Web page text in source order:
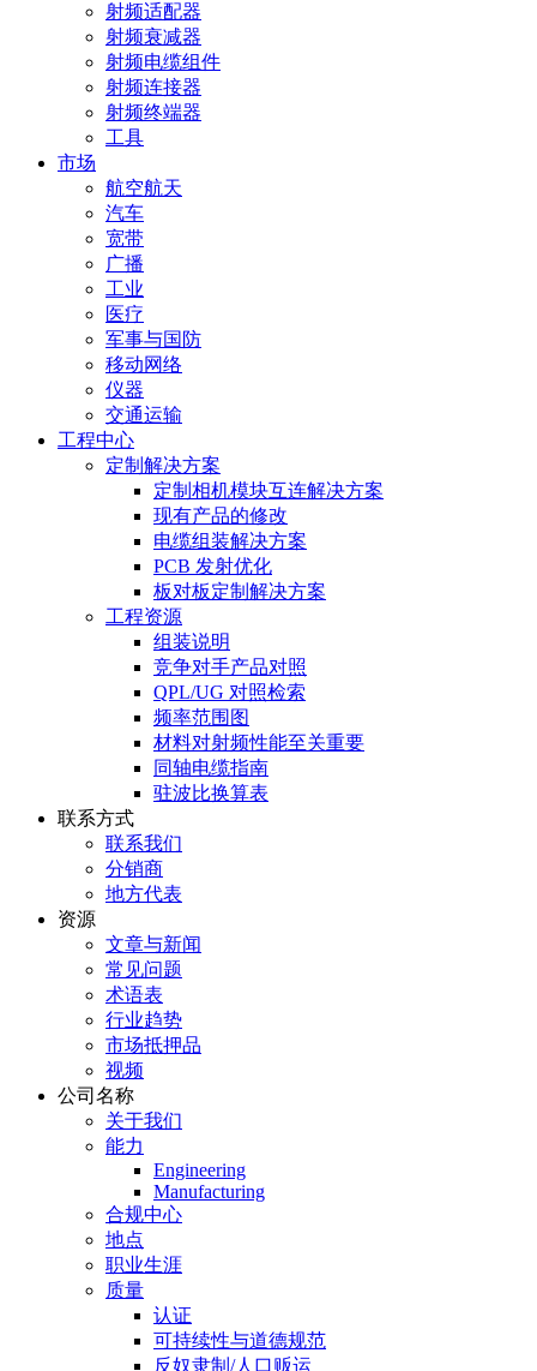
射频适配器
射频衰减器
射频电缆组件
射频连接器
射频终端器
工具
市场
航空航天
汽车
宽带
广播
工业
医疗
军事与国防
移动网络
仪器
交通运输
工程中心
定制解决方案
定制相机模块互连解决方案
现有产品的修改
电缆组装解决方案
PCB 发射优化
板对板定制解决方案
工程资源
组装说明
竞争对手产品对照
QPL/UG 对照检索
频率范围图
材料对射频性能至关重要
同轴电缆指南
驻波比换算表
联系方式
联系我们
分销商
地方代表
资源
文章与新闻
常见问题
术语表
行业趋势
市场抵押品
视频
公司名称
关于我们
能力
Engineering
Manufacturing
合规中心
地点
职业生涯
质量
认证
可持续性与道德规范
反奴隶制/人口贩运